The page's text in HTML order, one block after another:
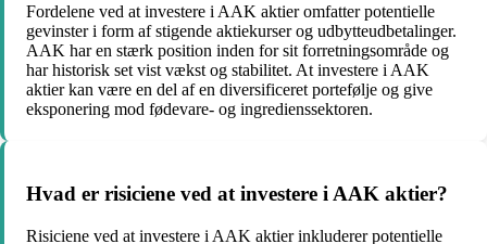
Fordelene ved at investere i AAK aktier omfatter potentielle
gevinster i form af stigende aktiekurser og udbytteudbetalinger.
AAK har en stærk position inden for sit forretningsområde og
har historisk set vist vækst og stabilitet. At investere i AAK
aktier kan være en del af en diversificeret portefølje og give
eksponering mod fødevare- og ingredienssektoren.
Hvad er risiciene ved at investere i AAK aktier?
Risiciene ved at investere i AAK aktier inkluderer potentielle